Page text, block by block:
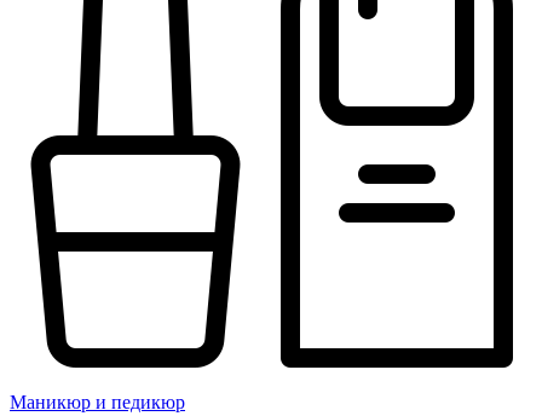
Маникюр и педикюр